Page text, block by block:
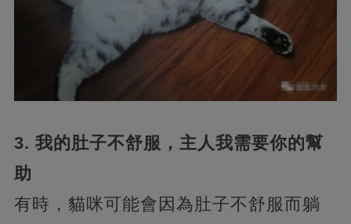
3. 我的肚子不舒服，主人我需要你的幫
助
有時，貓咪可能會因為肚子不舒服而躺